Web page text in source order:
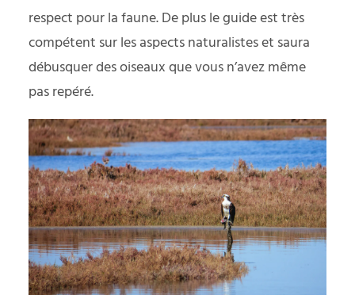
respect pour la faune. De plus le guide est très
compétent sur les aspects naturalistes et saura
débusquer des oiseaux que vous n’avez même
pas repéré.